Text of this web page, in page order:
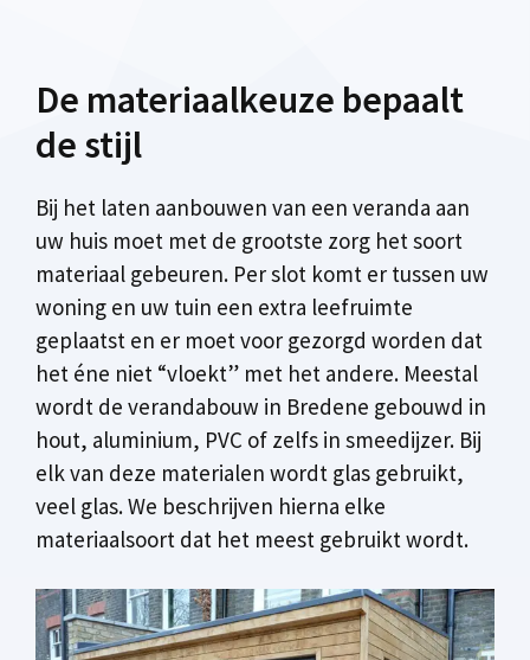
De materiaalkeuze bepaalt
de stijl
Bij het laten aanbouwen van een veranda aan
uw huis moet met de grootste zorg het soort
materiaal gebeuren. Per slot komt er tussen uw
woning en uw tuin een extra leefruimte
geplaatst en er moet voor gezorgd worden dat
het éne niet “vloekt” met het andere. Meestal
wordt de verandabouw in Bredene gebouwd in
hout, aluminium, PVC of zelfs in smeedijzer. Bij
elk van deze materialen wordt glas gebruikt,
veel glas. We beschrijven hierna elke
materiaalsoort dat het meest gebruikt wordt.